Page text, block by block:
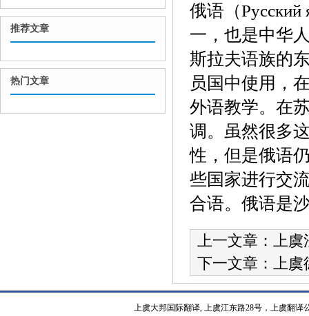
推荐文章
热门文章
俄语（
一，也是中华
斯拉夫语族的
员国中使用，
外语教学。在
调。虽然很多
性，但是俄语
些国家进行交
合语。俄语是
上一文章： 上虞
下一文章： 上虞
上虞大邦国际翻译, 上虞江东路28号，上虞翻译